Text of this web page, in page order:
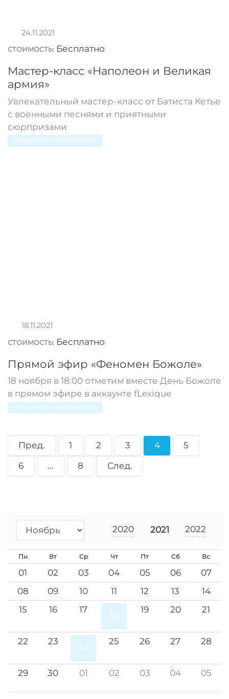
2020 2021 2022
Пн Вт Ср Чт Пт Сб Вс
01 02 03 04 05 06
07
08
09 10 11 12 13
14
15
16 17
18
19 20 21
22 23
24
25 26 27 28
29 30 01 02 03 04 05
24.11.2021
СТОИМОСТЬ: Бесплатно
Мастер-класс «Наполеон и Великая
армия»
Увлекательный мастер-класс от Батиста Кетье
с военными песнями и приятными
сюрпризами
КУЛЬТУРНОЕ МЕРОПРИЯТИЕ
18.11.2021
СТОИМОСТЬ: Бесплатно
Прямой эфир «Феномен Божоле»
18 ноября в 18:00 отметим вместе День Божоле
в прямом эфире в аккаунте fLexique
КУЛЬТУРНОЕ МЕРОПРИЯТИЕ
Пред. 1 2 3 4
5
6
... 8 След.